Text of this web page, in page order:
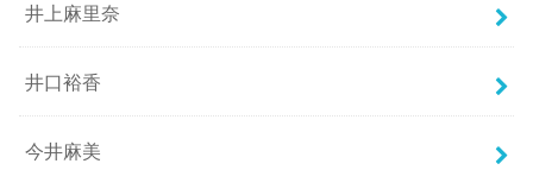
井上麻里奈
井口裕香
今井麻美